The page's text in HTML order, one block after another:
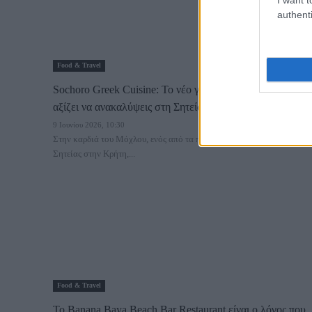
Food & Travel
Sochoro Greek Cuisine: Το νέο γαστρονομικό spot που
αξίζει να ανακαλύψεις στη Σητεία
9 Ιουνίου 2026, 10:30
Στην καρδιά του Μόχλου, ενός από τα πιο γραφικά χωριά της
Σητείας στην Κρήτη,...
Food & Travel
Το Banana Baya Beach Bar Restaurant είναι ο λόγος που